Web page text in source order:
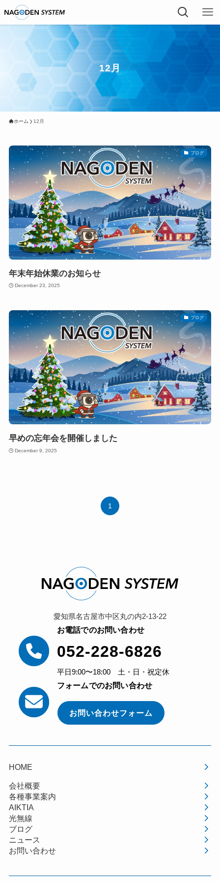
12月
ホーム 12月
ブログ
年末年始休業のお知らせ
December 23, 2025
ブログ
早めの忘年会を開催しました
December 9, 2025
1
愛知県名古屋市中区丸の内2-13-22
お電話でのお問い合わせ
052-228-6826
平日9:00〜18:00 土・日・祝定休
フォームでのお問い合わせ
お問い合わせフォーム
HOME
会社概要
各種事業案内
AIKTIA
光無線
ブログ
ニュース
お問い合わせ